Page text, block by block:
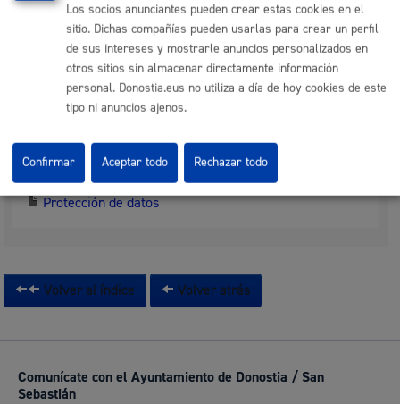
Responsable de la tramitación
Departamento: Dirección de Presidencia
Protección de datos
Protección de datos
Volver al índice Volver atrás
Comunícate con el Ayuntamiento de Donostia / San
Sebastián
Los socios anunciantes pueden crear estas cookies en el
sitio. Dichas compañías pueden usarlas para crear un perfil
de sus intereses y mostrarle anuncios personalizados en
otros sitios sin almacenar directamente información
personal. Donostia.eus no utiliza a día de hoy cookies de este
tipo ni anuncios ajenos.
Rechazar todo
Confirmar Aceptar todo